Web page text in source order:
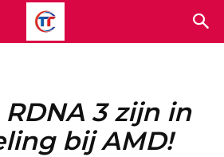
3 zijn in
bij AMD!